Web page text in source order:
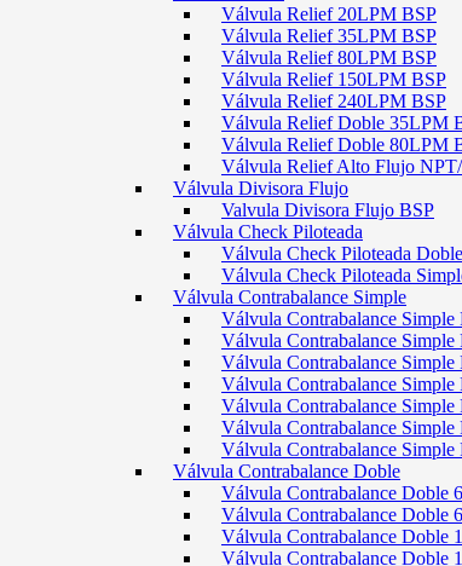
Válvula Relief 20LPM BSP
Válvula Relief 35LPM BSP
Válvula Relief 80LPM BSP
Válvula Relief 150LPM BSP
Válvula Relief 240LPM BSP
Válvula Relief Doble 35LPM
Válvula Relief Doble 80LPM
Válvula Relief Alto Flujo
Válvula Divisora Flujo
Valvula Divisora Flujo BSP
Válvula Check Piloteada
Válvula Check Piloteada
Válvula Check Piloteada
Válvula Contrabalance Simple
Válvula Contrabalance
Válvula Contrabalance
Válvula Contrabalance
Válvula Contrabalance
Válvula Contrabalance
Válvula Contrabalance
Válvula Contrabalance
Válvula Contrabalance Doble
Válvula Contrabalance Doble
Válvula Contrabalance
Válvula Contrabalance Doble
Válvula Contrabalance Doble